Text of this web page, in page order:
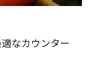
なカウンター